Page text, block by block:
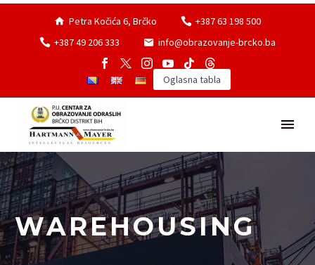
Petra Kočića 6, Brčko
+387 63 198 500
+387 49 206 333
info@obrazovanje-brcko.ba
Oglasna tabla
WAREHOUSING